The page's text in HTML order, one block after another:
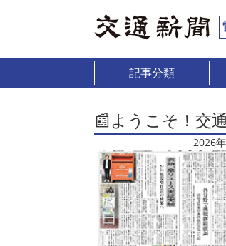
記事分類
📰ようこそ！交
2026